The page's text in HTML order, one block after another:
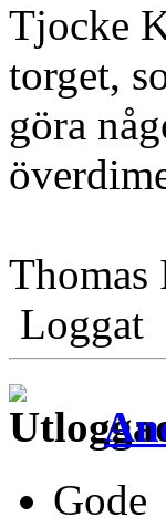
Tjocke
torget,
göra
Thomas
Loggat
Gode